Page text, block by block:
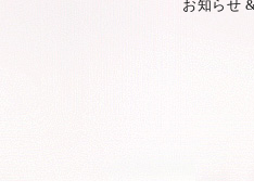
お知らせ